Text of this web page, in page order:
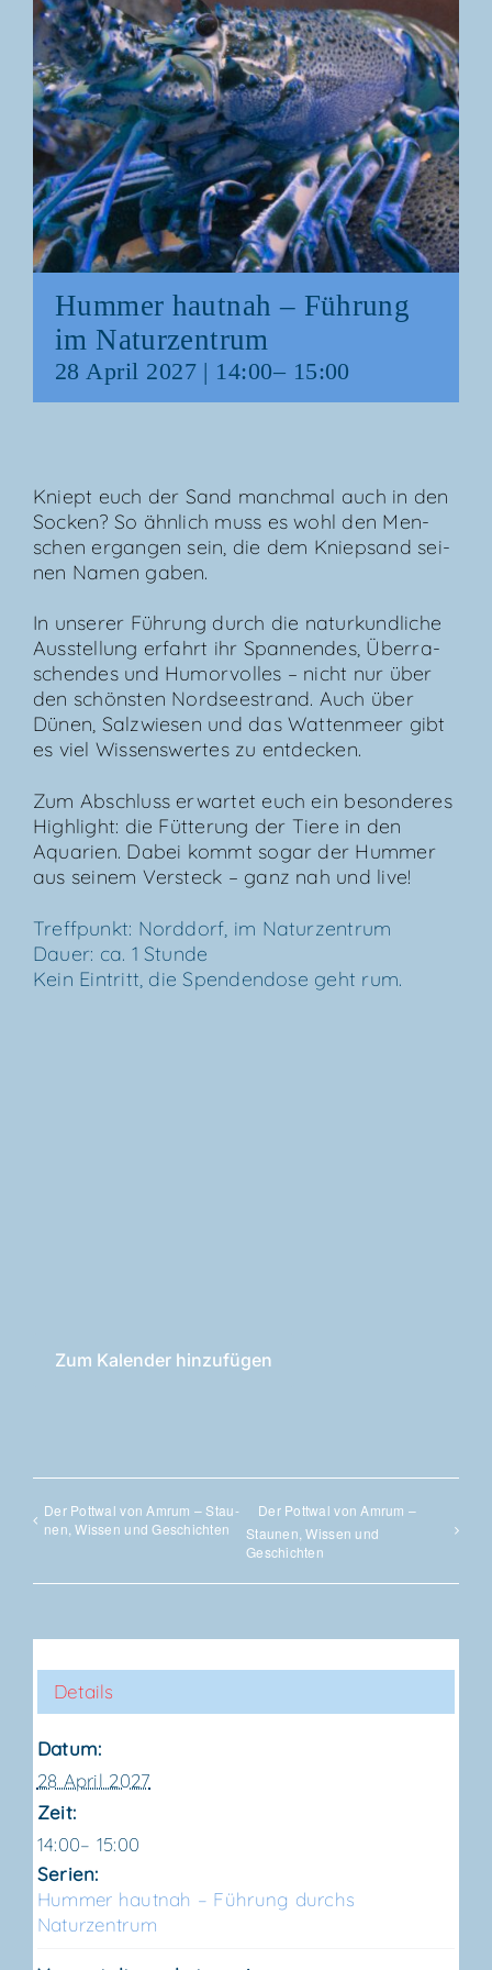
Hum­mer haut­nah – Füh­rung
im Naturzentrum
28 April 2027 | 14:00– 15:00
Kniept euch der Sand manch­mal auch in den
Socken? So ähn­lich muss es wohl den Men­
schen ergan­gen sein, die dem Kniep­sand sei­
nen Namen gaben.
In unse­rer Füh­rung durch die natur­kund­li­che
Aus­stel­lung erfahrt ihr Span­nen­des, Über­ra­
schen­des und Humor­vol­les – nicht nur über
den schöns­ten Nord­see­strand. Auch über
Dünen, Salz­wie­sen und das Wat­ten­meer gibt
es viel Wis­sens­wer­tes zu entdecken.
Zum Abschluss erwar­tet euch ein beson­de­res
High­light: die Füt­te­rung der Tie­re in den
Aqua­ri­en. Dabei kommt sogar der Hum­mer
aus sei­nem Ver­steck – ganz nah und live!
Treff­punkt: Nord­dorf, im Natur­zen­trum
Dau­er: ca. 1 Stun­de
Kein Ein­tritt, die Spen­den­do­se geht rum.
Zum Kalender hinzufügen
Der Pott­wal von Amrum – Stau­
nen, Wis­sen und Geschichten
Der Pott­wal von Amrum –
Stau­nen, Wis­sen und
Geschichten
Details
Datum:
28 April 2027
Zeit:
14:00– 15:00
Serien:
Hum­mer haut­nah – Füh­rung durchs
Naturzentrum